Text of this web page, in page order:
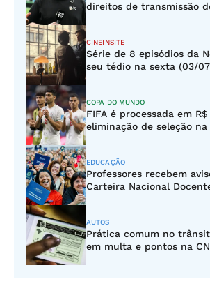
direitos de transmissão
CINEINSITE
Série de 8 episódios da
seu tédio na sexta (03/
COPA DO MUNDO
FIFA é processada em
eliminação de seleção na
EDUCAÇÃO
Professores recebem
Carteira Nacional
AUTOS
Prática comum no
em multa e pontos na